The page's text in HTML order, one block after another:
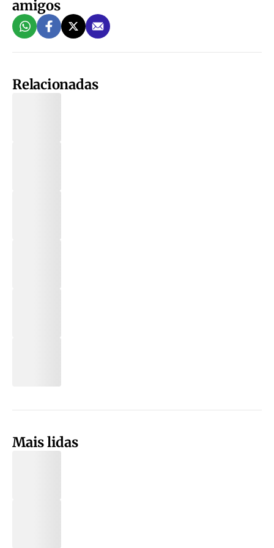
amigos
Relacionadas
Mais lidas